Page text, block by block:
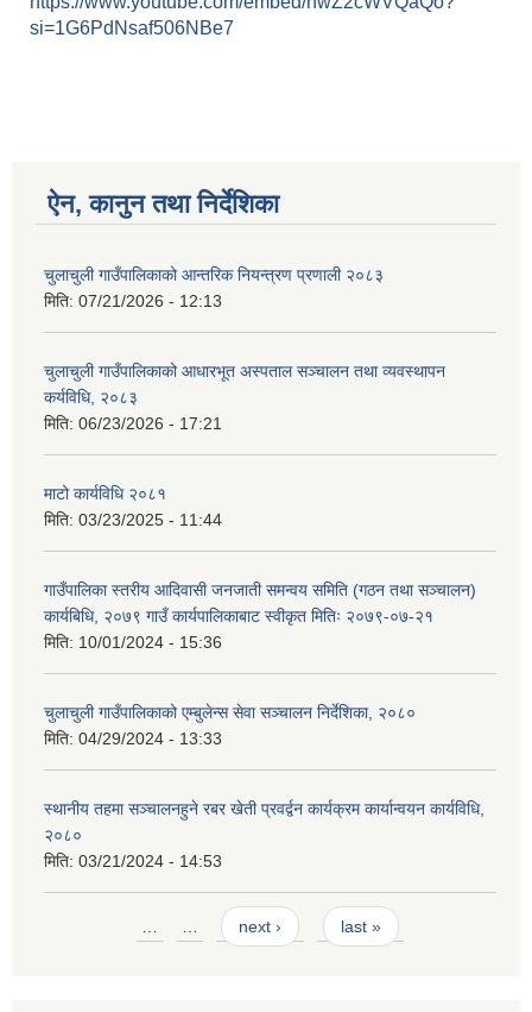
si=1G6PdNsaf506NBe7
ऐन, कानुन तथा निर्देशिका
चुलाचुली गाउँपालिकाको आन्तरिक नियन्त्रण प्रणाली २०८३
मिति: 07/21/2026 - 12:13
चुलाचुली गाउँपालिकाको आधारभूत अस्पताल सञ्चालन तथा व्यवस्थापन
कर्यविधि, २०८३
मिति: 06/23/2026 - 17:21
माटो कार्यविधि २०८१
मिति: 03/23/2025 - 11:44
गाउँपालिका स्तरीय आदिवासी जनजाती समन्वय समिति (गठन तथा सञ्चालन)
कार्यबिधि, २०७९ गाउँ कार्यपालिकाबाट स्वीकृत मितिः २०७९-०७-२१
मिति: 10/01/2024 - 15:36
चुलाचुली गाउँपालिकाको एम्बुलेन्स सेवा सञ्चालन निर्देशिका, २०८०
मिति: 04/29/2024 - 13:33
स्थानीय तहमा सञ्चालनहुने रबर खेती प्रवर्द्वन कार्यक्रम कार्यान्वयन कार्यविधि,
२०८०
मिति: 03/21/2024 - 14:53
next › last »